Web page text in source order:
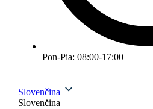
Pon-Pia: 08:00-17:00
Slovenčina
Slovenčina